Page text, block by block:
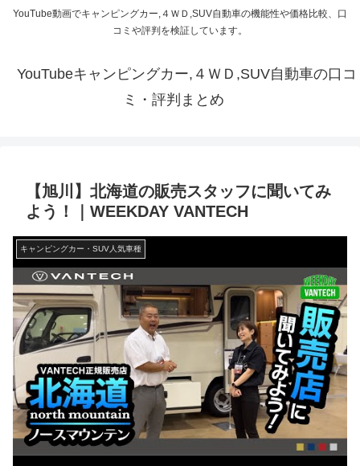
YouTube動画でキャンピングカー,４ＷＤ,SUV自動車の機能性や価格比較、口
コミや評判を検証しています。
YouTubeキャンピングカー,４ＷＤ,SUV自動車の口コ
ミ・評判まとめ
【旭川】北海道の販売スタッフに聞いてみ
よう！｜WEEKDAY VANTECH
キャンピングカー・SUV人気車種